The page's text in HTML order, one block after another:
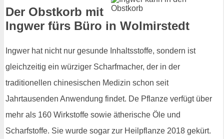
Der Obstkorb mit
Ingwer fürs Büro in Wolmirstedt
Ingwer hat nicht nur gesunde Inhaltsstoffe, sondern ist
gleichzeitig ein würziger Scharfmacher, der in der
traditionellen chinesischen Medizin schon seit
Jahrtausenden Anwendung findet. De Pflanze verfügt über
mehr als 160 Wirkstoffe sowie ätherische Öle und
Scharfstoffe. Sie wurde sogar zur Heilpflanze 2018 gekürt.